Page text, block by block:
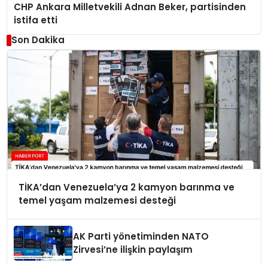
CHP Ankara Milletvekili Adnan Beker, partisinden
istifa etti
Son Dakika
TİKA’dan Venezuela’ya 2 kamyon barınma ve
temel yaşam malzemesi desteği
AK Parti yönetiminden NATO
Zirvesi’ne ilişkin paylaşım